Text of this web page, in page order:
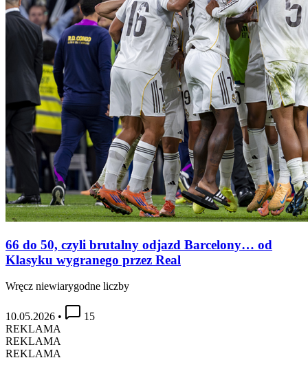
66 do 50, czyli brutalny odjazd Barcelony… od
Klasyku wygranego przez Real
Wręcz niewiarygodne liczby
10.05.2026 •
15
REKLAMA
REKLAMA
REKLAMA